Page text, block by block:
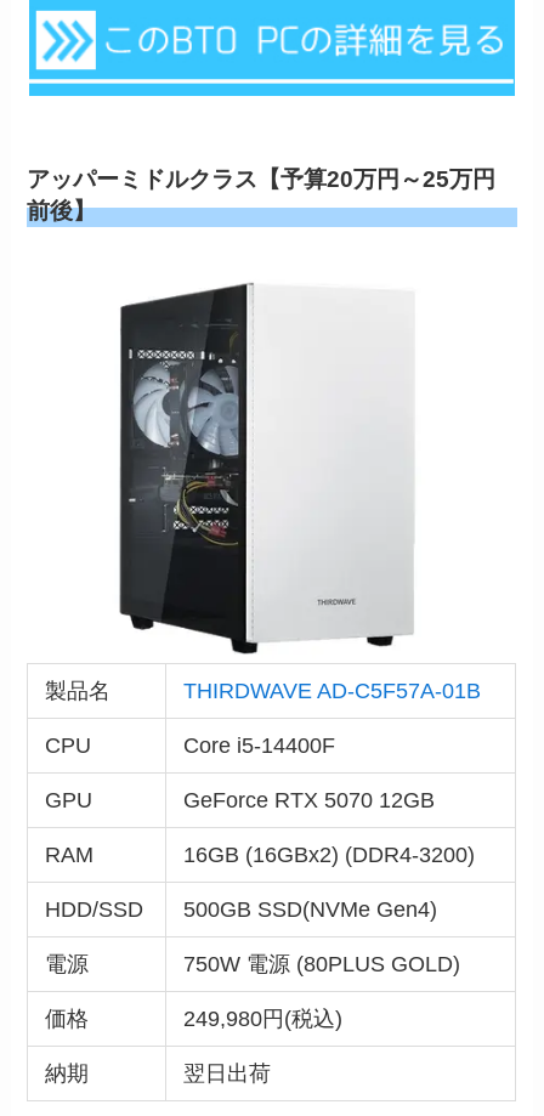
アッパーミドルクラス【予算20万円～25万円
前後】
製品名 THIRDWAVE AD-C5F57A-01B
CPU Core i5-14400F
GPU GeForce RTX 5070 12GB
RAM 16GB (16GBx2) (DDR4-3200)
HDD/SSD 500GB SSD(NVMe Gen4)
電源 750W 電源 (80PLUS GOLD)
価格 249,980円(税込)
納期 翌日出荷